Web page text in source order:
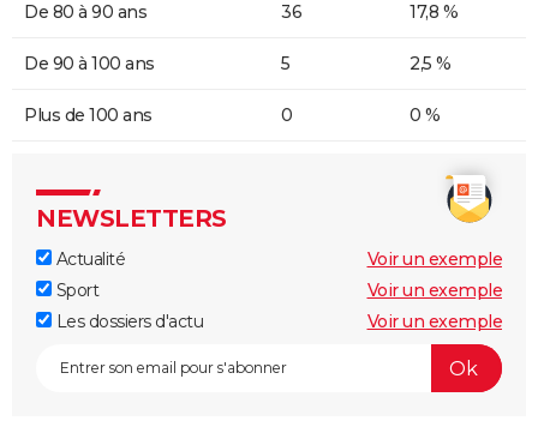
De 80 à 90 ans 36 17,8 %
De 90 à 100 ans 5 2,5 %
Plus de 100 ans 0 0 %
NEWSLETTERS
Actualité
Voir un exemple
Sport
Voir un exemple
Les dossiers d'actu
Voir un exemple